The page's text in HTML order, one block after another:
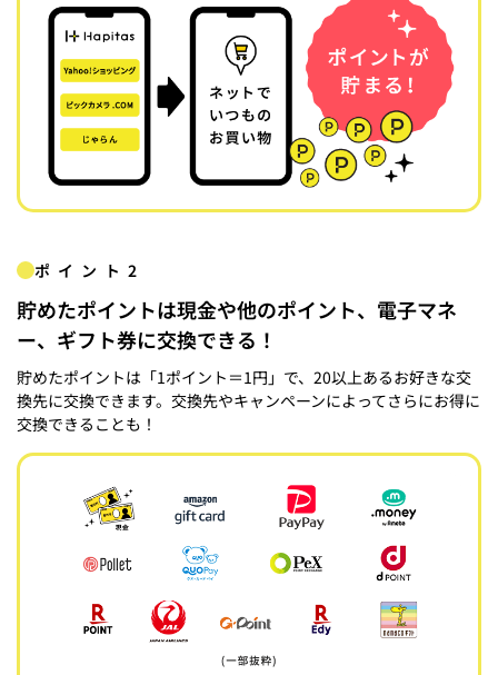
ポイント2
貯めたポイントは現金や他のポイント、電子マネ
ー、ギフト券に交換できる！
貯めたポイントは「1ポイント＝1円」で、20以上あるお好きな交
換先に交換できます。交換先やキャンペーンによってさらにお得に
交換できることも！